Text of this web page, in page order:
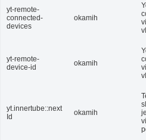
yt-remote-
connected-
devices
okamih
yt-remote-
device-id
okamih
yt.innertube::next
Id
okamih